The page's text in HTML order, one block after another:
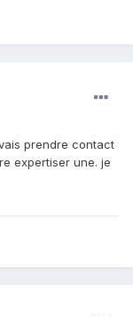
prendre contact
expertiser une. je